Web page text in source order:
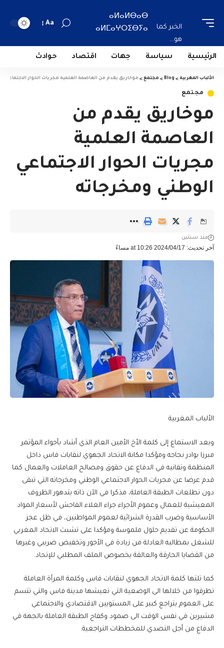
الخبر كما
هو...
ⴰⵍⴰⵍⴱⴰⴱ
ⴰⵍⵎⴰⵖⵔⵉⴱⵢⴰ
Aa
الرئيسية سياسة جهات اقتصاد حوادث
الألباب المغربية >
Blog
> مجتمع > موخاريق يقدم من العاصمة العلمية مجريات الحوار الاجتماعي
مجتمع
موخاريق يقدم من
العاصمة العلمية
مجريات الحوار الاجتماعي
الوطني ومخرجاته
آخر تحديث: 2024/04/17 at 10:26 مساءً
منذ سنتين
الألباب المغربية
وبعد الاستماع إلى كلمة الأخ الأمين العام الذي أشاد بأجواء المؤتمر
مبرزا بوادر نجاحه ومؤكدا مكانة الاتحاد الجهوي لنقابات فاس داخل
المنظمة وتفانيه في الدفاع عن حقوق ومصالح العاملات والعمال كما
قدم عرضا عن مجريات الحوار الاجتماعي الوطني ومخرجاته التي تبقى
دون تطلعات الطبقة العاملة، مذكرا في الآن ذاته بتدهور الظروف
المعيشية للعمال وعموم الأجراء جراء الغلاء الفاحش لأسعار المواد
الأساسية وضرب القدرة الشرائية لعموم المواطنين، في ظل عجز
الحكومة عن تقديم حلول ملموسة ومؤكدا على تشبث الاتحاد المغربي
للشغل بمطالبه العادلة من زيادة في الأجور وتخفيض ضريبي وغيرها
من القضايا الحارقة والعالقة بخصوص الملف المطلبي للإتحاد.
كما تلتها كلمة الاتحاد الجهوي لنقابات فاس وكلمة المرأة العاملة
تطرقوا من خلالها الى الوضعية التي تعيشها مدينة فاس والتي تتسم
على العموم بتراجع كبير على المستويين الاقتصادي والاجتماعي
مشيرين في نفس الوقت الى صمود وكفاح الطبقة العاملة بالجهة في
الدفاع من أجل التصدي للمخططات التراجعية.